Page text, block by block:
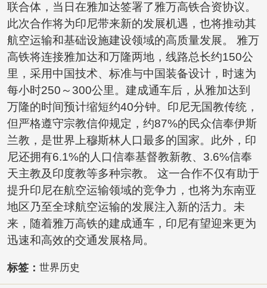
联合体，当日在雅加达签署了雅万高铁合资协议。
此次合作将为印尼带来新的发展机遇，也将推动其
航空运输和基础设施建设领域的高质量发展。 雅万
高铁将连接雅加达和万隆两地，线路总长约150公
里，采用中国技术、标准与中国装备设计，时速为
每小时250～300公里。建成通车后，从雅加达到
万隆的时间预计缩短约40分钟。印尼无国教传统，
但严格遵守宗教信仰规定，约87%的民众信奉伊斯
兰教，是世界上穆斯林人口最多的国家。此外，印
尼还拥有6.1%的人口信奉基督教新教、3.6%信奉
天主教及印度教等多种宗教。 这一合作不仅有助于
提升印尼在航空运输领域的竞争力，也将为东南亚
地区乃至全球航空运输的发展注入新的活力。未
来，随着雅万高铁的建成通车，印尼有望迎来更为
迅速和高效的交通发展格局。
标签： 世界历史